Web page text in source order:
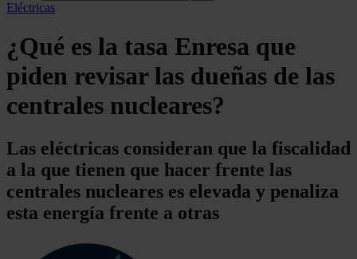
Eléctricas
¿Qué es la tasa Enresa que
piden revisar las dueñas de las
centrales nucleares?
Las eléctricas consideran que la fiscalidad
a la que tienen que hacer frente las
centrales nucleares es elevada y penaliza
esta energía frente a otras